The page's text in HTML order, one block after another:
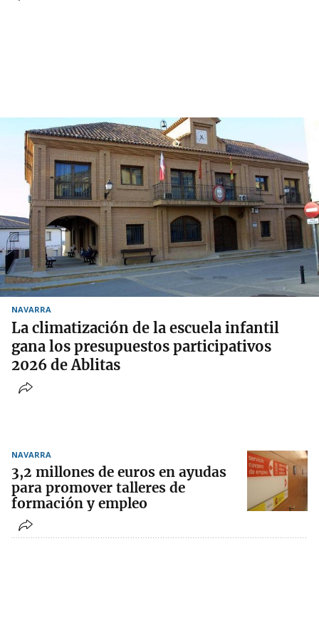
NAVARRA
La climatización de la escuela infantil
gana los presupuestos participativos
2026 de Ablitas
NAVARRA
3,2 millones de euros en ayudas
para promover talleres de
formación y empleo